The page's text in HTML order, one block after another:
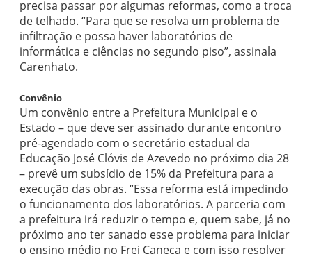
precisa passar por algumas reformas, como a troca
de telhado. “Para que se resolva um problema de
infiltração e possa haver laboratórios de
informática e ciências no segundo piso”, assinala
Carenhato.
Convênio
Um convênio entre a Prefeitura Municipal e o
Estado – que deve ser assinado durante encontro
pré-agendado com o secretário estadual da
Educação José Clóvis de Azevedo no próximo dia 28
– prevê um subsídio de 15% da Prefeitura para a
execução das obras. “Essa reforma está impedindo
o funcionamento dos laboratórios. A parceria com
a prefeitura irá reduzir o tempo e, quem sabe, já no
próximo ano ter sanado esse problema para iniciar
o ensino médio no Frei Caneca e com isso resolver